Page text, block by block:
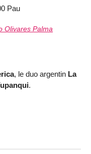
Pau
Olivares Palma
, le duo argentin La
.